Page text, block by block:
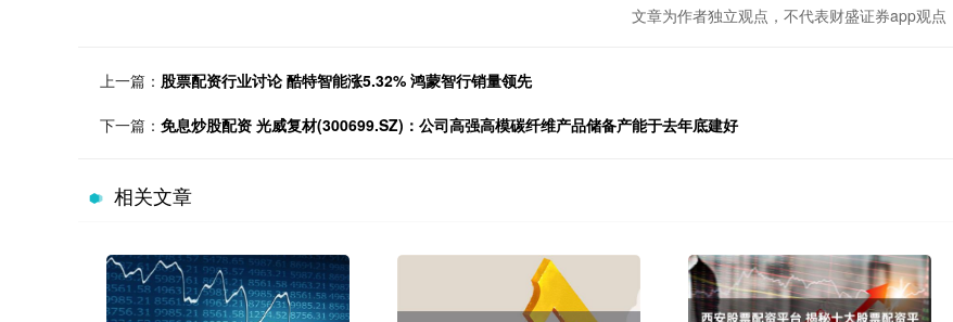
文章为作者独立观点，不代表财盛证券app观点
上一篇： 股票配资行业讨论 酷特智能涨5.32% 鸿蒙智行销量领先
下一篇： 免息炒股配资 光威复材(300699.SZ)：公司高强高模碳纤维产品储备产能于去年底建好
相关文章